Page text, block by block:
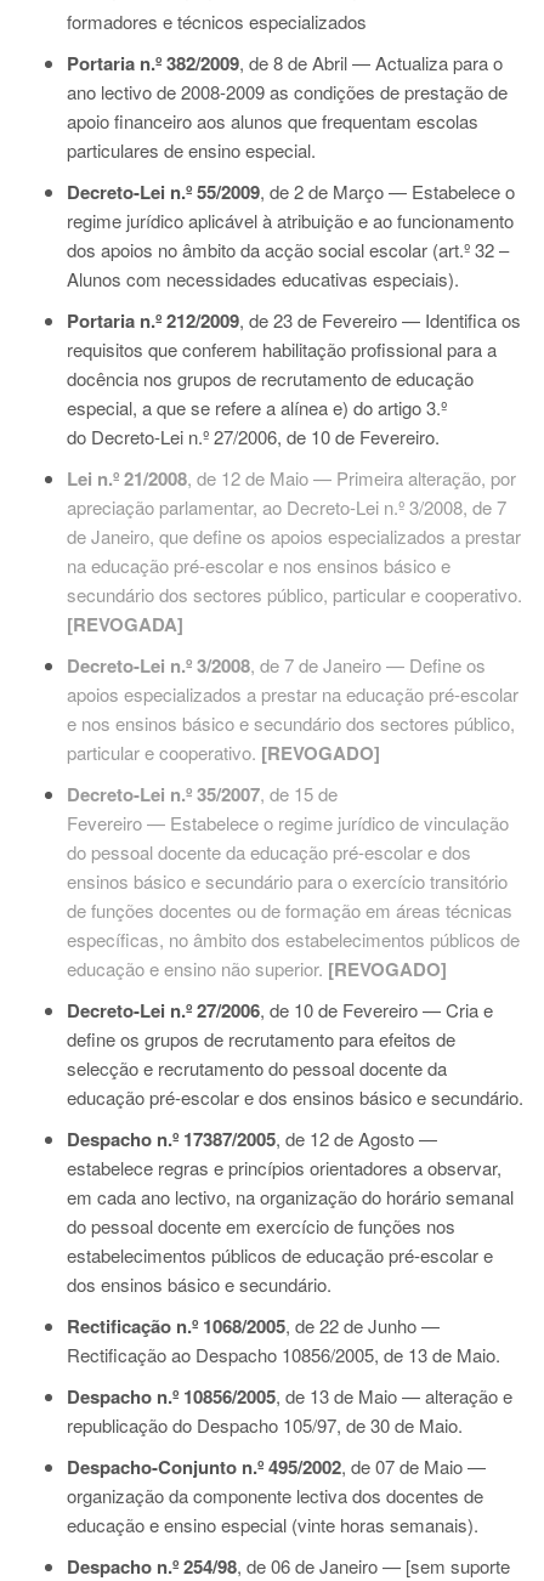
formadores e técnicos especializados
Portaria n.º 382/2009, de 8 de Abril — Actualiza para o
ano lectivo de 2008-2009 as condições de prestação de
apoio financeiro aos alunos que frequentam escolas
particulares de ensino especial.
Decreto-Lei n.º 55/2009, de 2 de Março — Estabelece o
regime jurídico aplicável à atribuição e ao funcionamento
dos apoios no âmbito da acção social escolar (art.º 32 –
Alunos com necessidades educativas especiais).
Portaria n.º 212/2009, de 23 de Fevereiro — Identifica os
requisitos que conferem habilitação profissional para a
docência nos grupos de recrutamento de educação
especial, a que se refere a alínea e) do artigo 3.º
do Decreto-Lei n.º 27/2006, de 10 de Fevereiro.
Lei n.º 21/2008, de 12 de Maio — Primeira alteração, por
apreciação parlamentar, ao Decreto-Lei n.º 3/2008, de 7
de Janeiro, que define os apoios especializados a prestar
na educação pré-escolar e nos ensinos básico e
secundário dos sectores público, particular e cooperativo.
[REVOGADA]
Decreto-Lei n.º 3/2008, de 7 de Janeiro — Define os
apoios especializados a prestar na educação pré-escolar
e nos ensinos básico e secundário dos sectores público,
particular e cooperativo. [REVOGADO]
Decreto-Lei n.º 35/2007, de 15 de
Fevereiro — Estabelece o regime jurídico de vinculação
do pessoal docente da educação pré-escolar e dos
ensinos básico e secundário para o exercício transitório
de funções docentes ou de formação em áreas técnicas
específicas, no âmbito dos estabelecimentos públicos de
educação e ensino não superior. [REVOGADO]
Decreto-Lei n.º 27/2006, de 10 de Fevereiro — Cria e
define os grupos de recrutamento para efeitos de
selecção e recrutamento do pessoal docente da
educação pré-escolar e dos ensinos básico e secundário.
Despacho n.º 17387/2005, de 12 de Agosto —
estabelece regras e princípios orientadores a observar,
em cada ano lectivo, na organização do horário semanal
do pessoal docente em exercício de funções nos
estabelecimentos públicos de educação pré-escolar e
dos ensinos básico e secundário.
Rectificação n.º 1068/2005, de 22 de Junho —
Rectificação ao Despacho 10856/2005, de 13 de Maio.
Despacho n.º 10856/2005, de 13 de Maio — alteração e
republicação do Despacho 105/97, de 30 de Maio.
Despacho-Conjunto n.º 495/2002, de 07 de Maio —
organização da componente lectiva dos docentes de
educação e ensino especial (vinte horas semanais).
Despacho n.º 254/98, de 06 de Janeiro — [sem suporte